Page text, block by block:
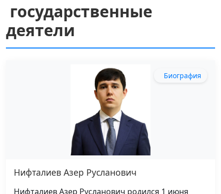
государственные
деятели
Биография
Нифталиев Азер Русланович
Нифталиев Азер Русланович родился 1 июня